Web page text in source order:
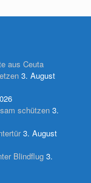
aus Ceuta
3. August
schützen 3.
3. August
Blindflug 3.